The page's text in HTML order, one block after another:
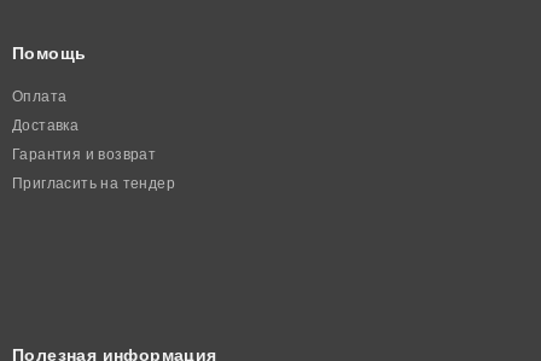
Помощь
Оплата
Доставка
Гарантия и возврат
Пригласить на тендер
Полезная информация